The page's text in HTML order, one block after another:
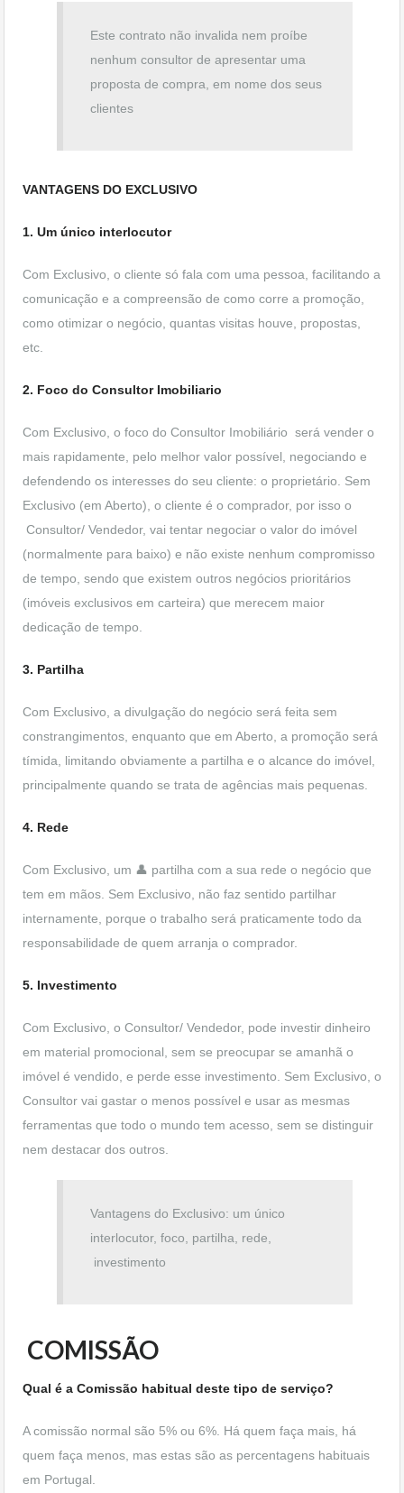
Este contrato não invalida nem proíbe
nenhum consultor de apresentar uma
proposta de compra, em nome dos seus
clientes
VANTAGENS DO EXCLUSIVO
1. Um único interlocutor
Com Exclusivo, o cliente só fala com uma pessoa, facilitando a
comunicação e a compreensão de como corre a promoção,
como otimizar o negócio, quantas visitas houve, propostas,
etc.
2. Foco do Consultor Imobiliario
Com Exclusivo, o foco do Consultor Imobiliário será vender o
mais rapidamente, pelo melhor valor possível, negociando e
defendendo os interesses do seu cliente: o proprietário. Sem
Exclusivo (em Aberto), o cliente é o comprador, por isso o
Consultor/ Vendedor, vai tentar negociar o valor do imóvel
(normalmente para baixo) e não existe nenhum compromisso
de tempo, sendo que existem outros negócios prioritários
(imóveis exclusivos em carteira) que merecem maior
dedicação de tempo.
3. Partilha
Com Exclusivo, a divulgação do negócio será feita sem
constrangimentos, enquanto que em Aberto, a promoção será
tímida, limitando obviamente a partilha e o alcance do imóvel,
principalmente quando se trata de agências mais pequenas.
4. Rede
Com Exclusivo, um 👤 partilha com a sua rede o negócio que
tem em mãos. Sem Exclusivo, não faz sentido partilhar
internamente, porque o trabalho será praticamente todo da
responsabilidade de quem arranja o comprador.
5. Investimento
Com Exclusivo, o Consultor/ Vendedor, pode investir dinheiro
em material promocional, sem se preocupar se amanhã o
imóvel é vendido, e perde esse investimento. Sem Exclusivo, o
Consultor vai gastar o menos possível e usar as mesmas
ferramentas que todo o mundo tem acesso, sem se distinguir
nem destacar dos outros.
Vantagens do Exclusivo: um único
interlocutor, foco, partilha, rede,
investimento
COMISSÃO
Qual é a Comissão habitual deste tipo de serviço?
A comissão normal são 5% ou 6%. Há quem faça mais, há
quem faça menos, mas estas são as percentagens habituais
em Portugal.